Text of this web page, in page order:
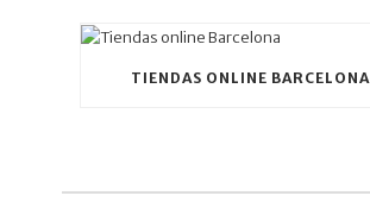
TIENDAS ONLINE BARCELONA